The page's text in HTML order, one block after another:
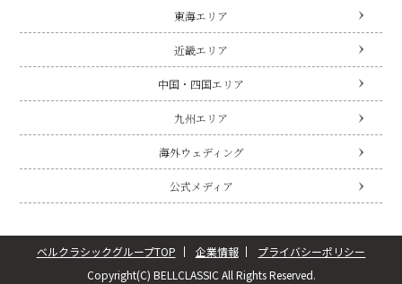
東海エリア
近畿エリア
中国・四国エリア
九州エリア
海外ウェディング
公式メディア
ベルクラシックグループTOP 企業情報
プライバシーポリシー
Copyright(C) BELLCLASSIC All Rights Reserved.